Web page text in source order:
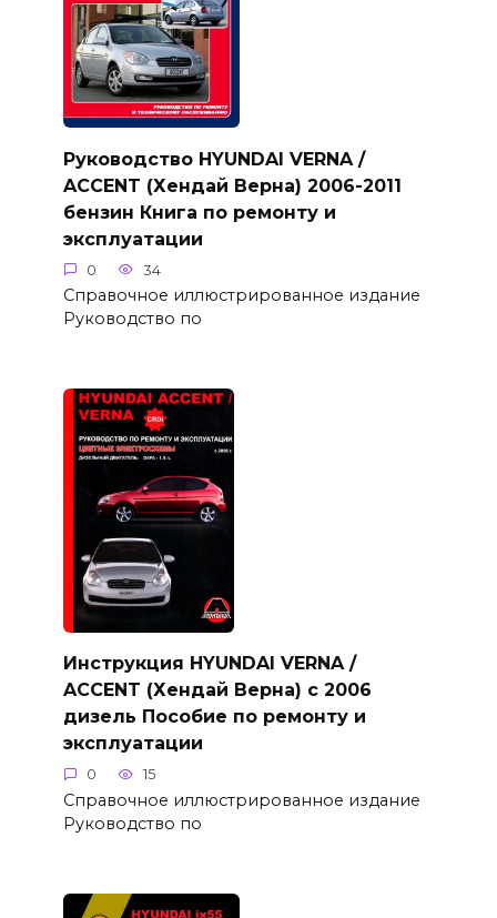
Руководство HYUNDAI VERNA /
ACCENT (Хендай Верна) 2006-2011
бензин Книга по ремонту и
эксплуатации
0 34
Справочное иллюстрированное издание
Руководство по
Инструкция HYUNDAI VERNA /
ACCENT (Хендай Верна) с 2006
дизель Пособие по ремонту и
эксплуатации
0 15
Справочное иллюстрированное издание
Руководство по